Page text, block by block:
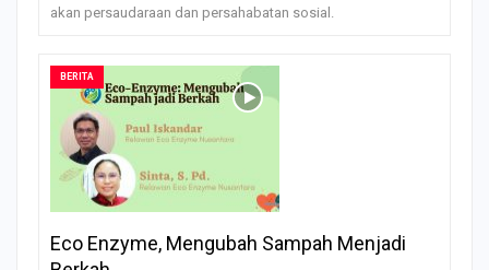
akan persaudaraan dan persahabatan sosial.
BERITA
Eco Enzyme, Mengubah Sampah Menjadi